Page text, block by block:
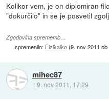
Kolikor vem, je on diplomiran
"dokurčilo" in se je posvetil
Zgodovina sprememb…
spremenilo: Fizikalko(9. nov 2011 ob
mihec87
::9. nov 2011, 17:29